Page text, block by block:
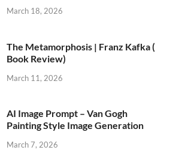
March 18, 2026
The Metamorphosis | Franz Kafka (
Book Review)
March 11, 2026
AI Image Prompt – Van Gogh
Painting Style Image Generation
March 7, 2026